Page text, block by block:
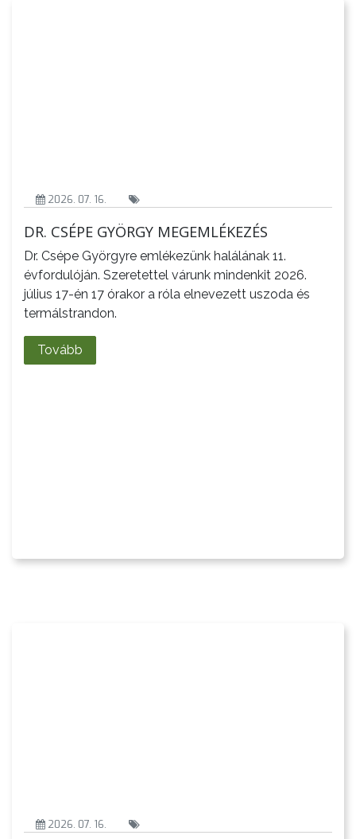
GEOTERM-
GYÖNGYÖS
2026. 07. 16.
DR. CSÉPE GYÖRGY MEGEMLÉKEZÉS
Dr. Csépe Györgyre emlékezünk halálának 11.
évfordulóján. Szeretettel várunk mindenkit 2026.
július 17-én 17 órakor a róla elnevezett uszoda és
termálstrandon.
Tovább
2026. 07. 16.